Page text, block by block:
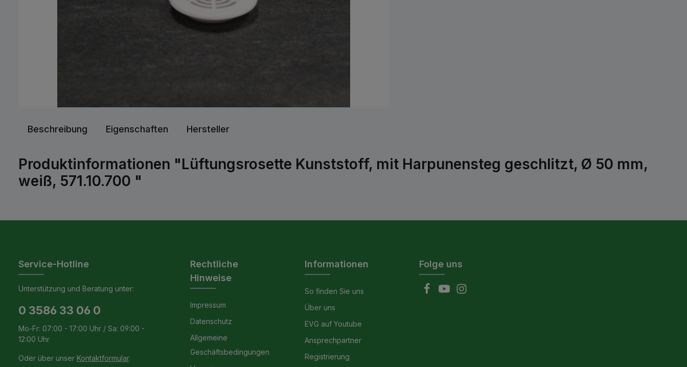
Beschreibung Eigenschaften Hersteller
Produktinformationen "Lüftungsrosette Kunststoff, mit Harpunensteg geschlitzt, Ø 50 mm,
weiß, 571.10.700 "
Service-Hotline
Unterstützung und Beratung unter:
0 3586 33 06 0
Mo-Fr: 07:00 - 17:00 Uhr / Sa: 09:00 -
12:00 Uhr
Oder über unser Kontaktformular.
Rechtliche
Hinweise
Impressum
Datenschutz
Allgemeine
Geschäftsbedingungen
Informationen
So finden Sie uns
Über uns
EVG auf Youtube
Ansprechpartner
Registrierung
Folge uns